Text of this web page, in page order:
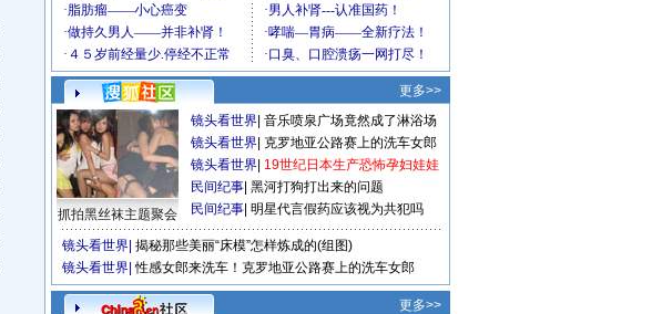
更多>>
抓拍黑丝袜主题聚会
镜头看世界 音乐喷泉广场竟然成了淋浴场
镜头看世界 克罗地亚公路赛上的洗车女郎
镜头看世界 19世纪日本生产恐怖孕妇娃娃
民间纪事 黑河打狗打出来的问题
民间纪事 明星代言假药应该视为共犯吗
镜头看世界 揭秘那些美丽“床模”怎样炼成的(组图)
镜头看世界 性感女郎来洗车！克罗地亚公路赛上的洗车女郎
更多>>